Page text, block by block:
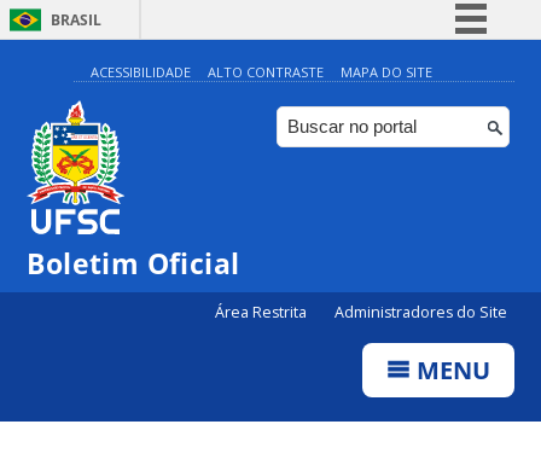
BRASIL
Simplifique!
Comunica BR
Participe
ACESSIBILIDADE ALTO CONTRASTE MAPA DO SITE
Boletim Oficial
Área Restrita Administradores do Site
MENU